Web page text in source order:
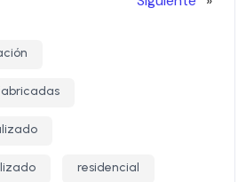
residencial